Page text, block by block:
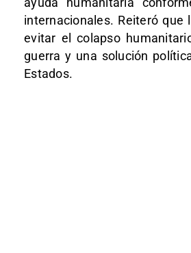
internacionales. Reiteró que
evitar el colapso
guerra y una solución
Estados.